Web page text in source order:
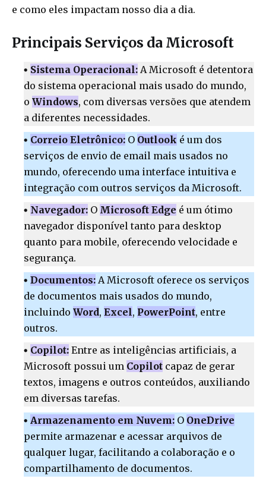
e como eles impactam nosso dia a dia.
Principais Serviços da Microsoft
Sistema Operacional: A Microsoft é detentora
do sistema operacional mais usado do mundo,
o Windows, com diversas versões que atendem
a diferentes necessidades.
Correio Eletrônico: O Outlook é um dos
serviços de envio de email mais usados no
mundo, oferecendo uma interface intuitiva e
integração com outros serviços da Microsoft.
Navegador: O Microsoft Edge é um ótimo
navegador disponível tanto para desktop
quanto para mobile, oferecendo velocidade e
segurança.
Documentos: A Microsoft oferece os serviços
de documentos mais usados do mundo,
incluindo Word, Excel, PowerPoint, entre
outros.
Copilot: Entre as inteligências artificiais, a
Microsoft possui um Copilot capaz de gerar
textos, imagens e outros conteúdos, auxiliando
em diversas tarefas.
Armazenamento em Nuvem: O OneDrive
permite armazenar e acessar arquivos de
qualquer lugar, facilitando a colaboração e o
compartilhamento de documentos.